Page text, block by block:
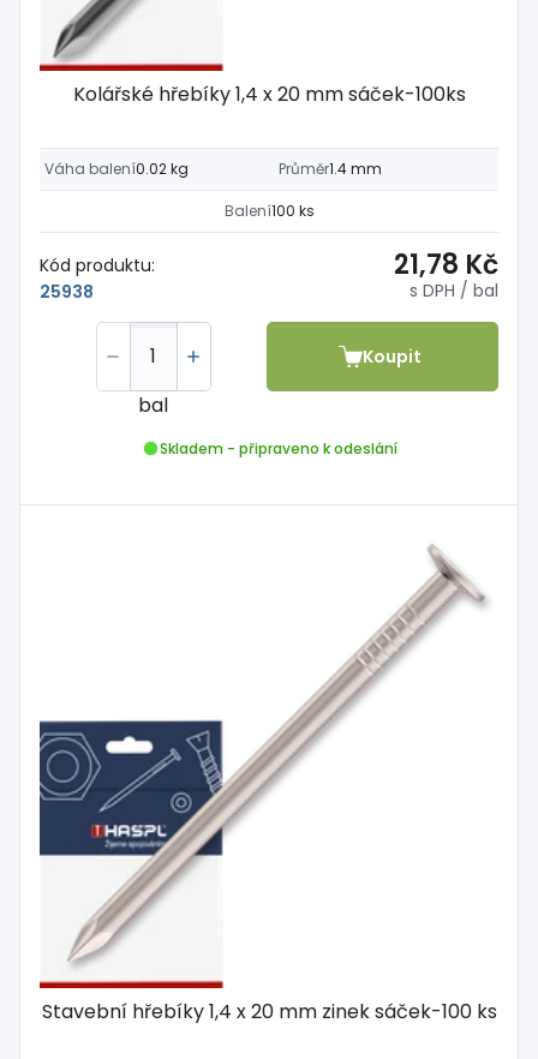
Kolářské hřebíky 1,4 x 20 mm sáček-100ks
Váha balení0.02 kg Průměr1.4 mm
Balení100 ks
Kód produktu:
25938
21,78 Kč
s DPH / bal
bal
Koupit
Skladem - připraveno k odeslání
Stavební hřebíky 1,4 x 20 mm zinek sáček-100 ks